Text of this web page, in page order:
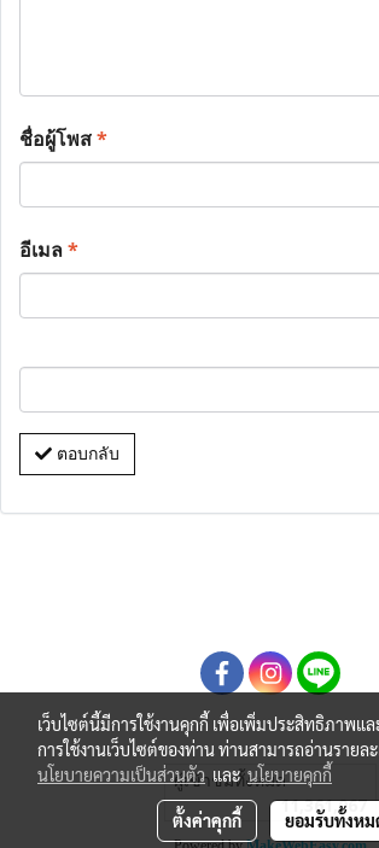
ชื่อผู้โพส*
อีเมล*
ตอบกลับ
ผู้เข้าชมทั้งหมด
11,361,067
เว็บไซต์นี้มีการใช้งานคุกกี้ เพื่อเพิ่มประสิทธิภาพแ
การใช้งานเว็บไซต์ของท่าน ท่านสามารถอ่านรายล
นโยบายความเป็นส่วนตัวและนโยบายคุกกี้
ตั้งค่าคุกกี้ ยอมรับทั้งหม